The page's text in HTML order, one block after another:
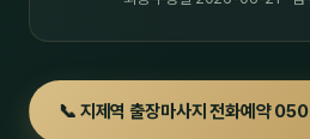
📞 지제역 출장마사지 전화예약